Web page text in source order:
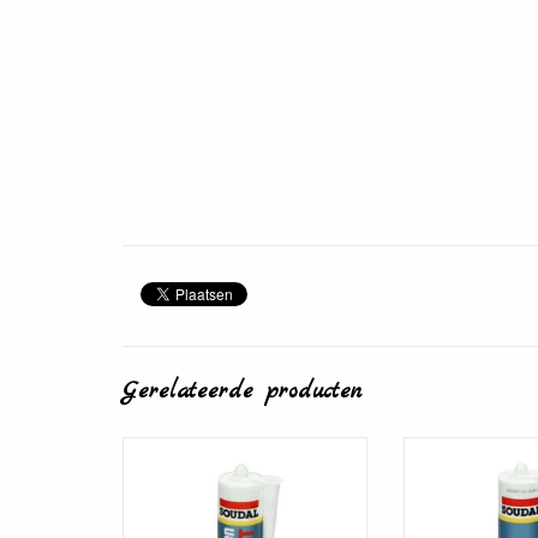
Gerelateerde producten
TOEVOEGEN AAN WINKELWAGEN TOEVOEGEN AAN